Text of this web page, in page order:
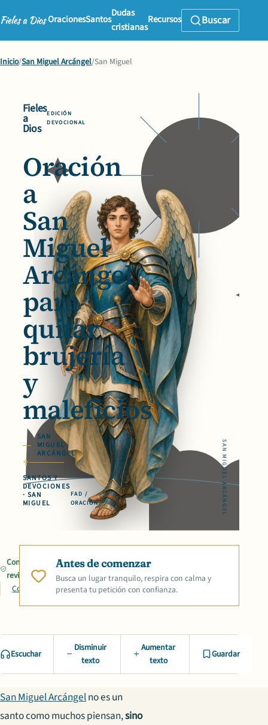
OracionesSantos
Dudas
cristianas
Recursos Buscar
Inicio/San Miguel Arcángel/San Miguel
Fieles
a
Dios
EDICIÓN
DEVOCIONAL
Oración
a
San
Miguel
Arcángel
para
quitar
brujería
y
maleficios
SAN
MIGUEL
ARCÁNGEL
SANTOS Y
DEVOCIONES
· SAN
MIGUEL
FAD /
ORACIÓN
SAN MIGUEL ARCÁNGEL
Contenido
revisado
Compartir
Antes de comenzar
Busca un lugar tranquilo, respira con calma y
presenta tu petición con confianza.
Escuchar
Disminuir
texto
Aumentar
texto
Guardar
San Miguel Arcángelno es un
santo como muchos piensan,sino